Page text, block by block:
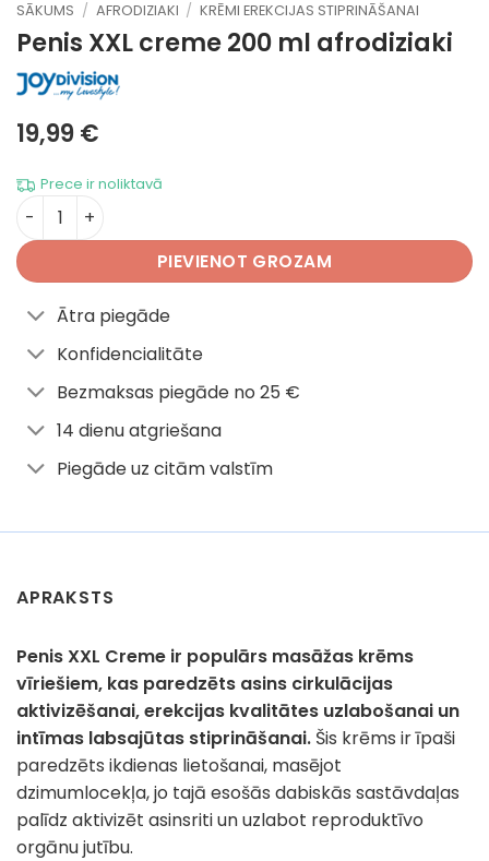
SĀKUMS / AFRODIZIAKI / KRĒMI EREKCIJAS STIPRINĀŠANAI
Penis XXL creme 200 ml afrodiziaki
19,99€
Prece ir noliktavā
Penis XXL creme 200 ml daudzums
PIEVIENOT GROZAM
Ātra piegāde
Konfidencialitāte
Bezmaksas piegāde no 25 €
14 dienu atgriešana
Piegāde uz citām valstīm
APRAKSTS
Penis XXL Creme ir populārs masāžas krēms
vīriešiem, kas paredzēts asins cirkulācijas
aktivizēšanai, erekcijas kvalitātes uzlabošanai un
intīmas labsajūtas stiprināšanai. Šis krēms ir īpaši
paredzēts ikdienas lietošanai, masējot
dzimumlocekļa, jo tajā esošās dabiskās sastāvdaļas
palīdz aktivizēt asinsriti un uzlabot reproduktīvo
orgānu jutību.